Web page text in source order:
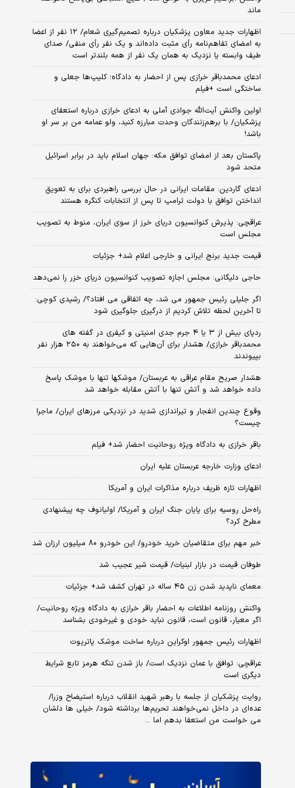
ماند
اظهارات جدید معاون پزشکیان درباره تصمیم‌گیری شعام/ ۱۲ نفر از اعضا
به امضای تفاهم‌نامه رأی مثبت داده‌اند و یک نفر رأی منفی/ صدای
طیف وابسته یا نزدیک به همان یک نفر از همه بلندتر است
ادعای محمدباقر خرازی پس از احضار به دادگاه؛ کلیپ‌ها جعلی و
ساختگی است +فیلم
اولین واکنش آیت‌الله جوادی آملی به ادعای خرازی درباره استعفای
پزشکیان/ با برهم‌زنندگان وحدت مبارزه کنید، ولو عمامه من بر سر او
باشد!
پاکستان بعد از امضای توافق مکه: جهان اسلام باید در برابر اسرائیل
متحد شود
ادعای گاردین: مقامات ایرانی در حال بررسی راهبردی برای به تعویق
انداختن توافق با دولت ترامپ تا پس از انتخابات کنگره هستند
عراقچی: پذیرش کنوانسیون دریای خرز از سوی ایران، منوط به تصویب
مجلس است
قیمت جدید برنج ایرانی و خارجی اعلام شد+ جزئیات
حاجی دلیگانی: مجلس اجازه تصویب کنوانسیون دریای خزر را نمی‌دهد
اگر جلیلی رئیس جمهور می شد، چه اتفاقی می افتاد؟/ رشیدی کوچی:
تا آخرین لحظه تلاش کردیم از درگیری جلوگیری شود
ردپای بیش از ۳ یا ۴ جرم جدی امنیتی و کیفری در گفته های
محمدباقر خرازی/ هشدار برای آن‌هایی که می‌خواهند به ۲۵۰ هزار نفر
بپیوندند
هشدار صریح مقام عراقی به عربستان/ موشکها تنها با موشک پاسخ
داده خواهد شد و آتش تنها با آتش مقابله خواهد شد
وقوع چندین انفجار و تیراندازی شدید در نزدیکی مرز‌های ایران/ ماجرا
چیست؟
باقر خرازی به دادگاه ویژه روحانیت احضار شد+ فیلم
ادعای وزارت خارجه عربستان علیه ایران
اظهارات تازه ظریف درباره مذاکرات ایران و آمریکا
راه‌حل روسیه برای پایان جنگ ایران و آمریکا/ اولیانوف چه پیشنهادی
مطرح کرد؟
خبر مهم برای متقاضیان خرید خودرو/ این خودرو ۸۰ میلیون ارزان شد
طوفان قیمت در بازار لبنیات/ قیمت شیر عجیب شد
معمای ناپدید شدن زن ۴۵ ساله در تهران کشف شد+ جزئیات
واکنش روزنامه اطلاعات به احضار باقر خرازی به دادگاه ویژه روحانیت/
اگر معیار، قانون است، قانون نباید خودی و غیرخودی بشناسد
اظهارات رئیس جمهور اوکراین درباره ساخت موشک پاتریوت
عراقچی: توافق با عمان نزدیک است/ باز شدن تنگه هرمز تابع شرایط
دیگری است
روایت پزشکیان از جلسه با رهبر شهید انقلاب درباره استیضاح وزرا/
عده‌ای در داخل نمی‌خواهند تحریم‌ها برداشته شود/ خیلی ها دلشان
می خواست من استعفا بدهم اما ...